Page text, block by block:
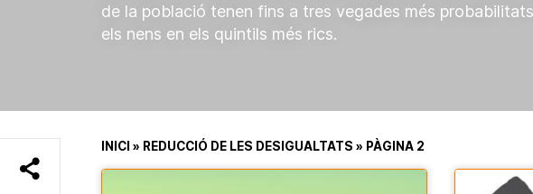
de la població tenen fins a tres vegades més
els nens en els quintils més rics.
INICI » REDUCCIÓ DE LES DESIGUALTATS » PÀGINA 2